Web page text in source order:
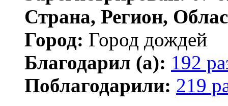
Страна, Регион,
Город: Город дождей
Благодарил (а): 192
Поблагодарили: 219